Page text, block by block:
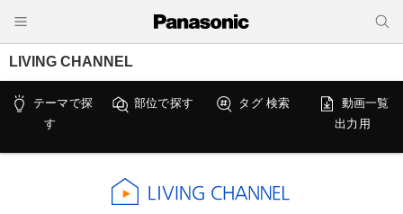
LIVING CHANNEL
テーマで探
す
部位で探す タグ 検索
動画一覧
出力用